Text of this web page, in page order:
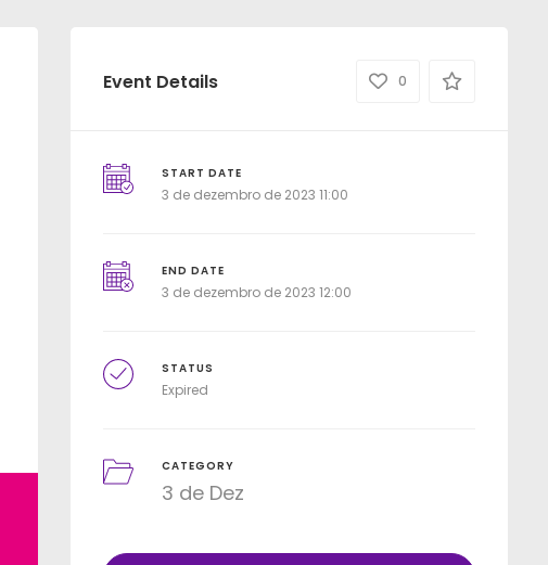
Event Details 0
START DATE
3 de dezembro de 2023 11:00
END DATE
3 de dezembro de 2023 12:00
STATUS
Expired
CATEGORY
3 de Dez